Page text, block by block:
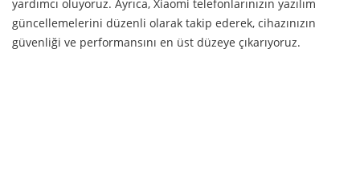
yardımcı oluyoruz. Ayrıca, Xiaomi telefonlarınızın yazılım
güncellemelerini düzenli olarak takip ederek, cihazınızın
güvenliği ve performansını en üst düzeye çıkarıyoruz.